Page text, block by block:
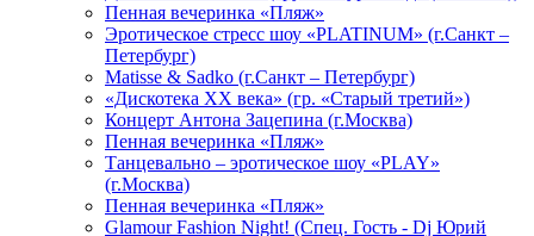
Пенная вечеринка «Пляж»
Эротическое стресс шоу «PLATINUM» (г.Санкт –
Петербург)
Matisse & Sadko (г.Санкт – Петербург)
«Дискотека ХХ века» (гр. «Старый третий»)
Концерт Антона Зацепина (г.Москва)
Пенная вечеринка «Пляж»
Танцевально – эротическое шоу «PLAY»
(г.Москва)
Пенная вечеринка «Пляж»
Glamour Fashion Night! (Спец. Гость - Dj Юрий